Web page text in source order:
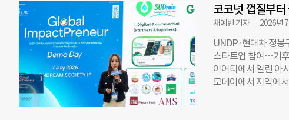
바로 사회연대경제
되지 않았기 때문이
껴졌다. 그리고 이
있겠다는 생각으로
자체들의 지상 과
자체와 인구를 뺏고
아니라 통근·통학·
도입했다. 2025년 8
민에 준하는 혜택을
코코넛 껍질부
채예빈 기자 2026년
UNDP·현대차 정몽
스타트업 참여…기
이어티에서 열린 아
모데이에서 지역에